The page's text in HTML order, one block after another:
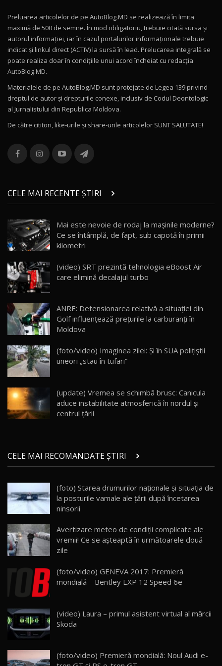
Mercedes-AMG E 53 HYBRID 4MATIC+ / Test
Drive AutoBlog.MD
16:27
11
Noul Volvo ES90 / Test Drive AutoBlog.MD
12
Noul MG HS / Test Drive AutoBlog.MD
16:48
13
combină aventura cu luxul / AutoBlog.MD
36:08
chinez care face lumea să se întoarcă după el
/ AutoBlog.MD
17:27
15 14:37
16
AutoBlogMD
13:10
17 20:06
30:08
AutoBlog.MD
23:36
20
Noul ZEEKR 7X / Test Drive AutoBlog.MD
29:08
21
Micul BYD Dolphin Surf / Test Drive
AutoBlog.MD
16:59
22
Noua Mazda 6e / Test Drive AutoBlog.MD
26:59
23
Lynk & Co 01 / Test Drive AutoBlog.MD
25:19
ZEEKR 009: Cel mai Performant și Confortabil
Van Electric Testat în Moldova / AutoBlog.MD
26:38
25
mai Exclusiv și Puternic Defender Testat în
Moldova
32:21
26
AutoBlog.MD
10:57
Preluarea articolelor de pe AutoBlog.MD se realizează în limita
maximă de 500 de semne. În mod obligatoriu, trebuie citată sursa și
autorul informației, iar în cazul portalurilor informaționale trebuie
indicat și linkul direct (ACTIV) la sursă în lead. Prelucarea integrală se
poate realiza doar în condițiile unui acord încheiat cu redacţia
AutoBlog.MD.
Materialele de pe AutoBlog.MD sunt protejate de Legea 139 privind
dreptul de autor și drepturile conexe, inclusiv de Codul Deontologic
al Jurnalistului din Republica Moldova.
De către cititori, like-urile şi share-urile articolelor SUNT SALUTATE!
CELE MAI RECENTE ȘTIRI
Mai este nevoie de rodaj la mașinile moderne?
Ce se întâmplă, de fapt, sub capotă în primii
kilometri
(video) SRT prezintă tehnologia eBoost Air
care elimină decalajul turbo
ANRE: Detensionarea relativă a situației din
Golf influențează prețurile la carburanți în
Moldova
(foto/video) Imaginea zilei: Și în SUA polițiștii
uneori „stau în tufari”
(update) Vremea se schimbă brusc: Canicula
aduce instabilitate atmosferică în nordul și
centrul țării
CELE MAI RECOMANDATE ȘTIRI
(foto) Starea drumurilor naţionale şi situaţia de
la posturile vamale ale ţării după încetarea
ninsorii
Avertizare meteo de condiții complicate ale
vremii! Ce se așteaptă în următoarele două
zile
(foto/video) GENEVA 2017: Premieră
mondială – Bentley EXP 12 Speed 6e
(video) Laura – primul asistent virtual al mărcii
Skoda
(foto/video) Premieră mondială: Noul Audi e-